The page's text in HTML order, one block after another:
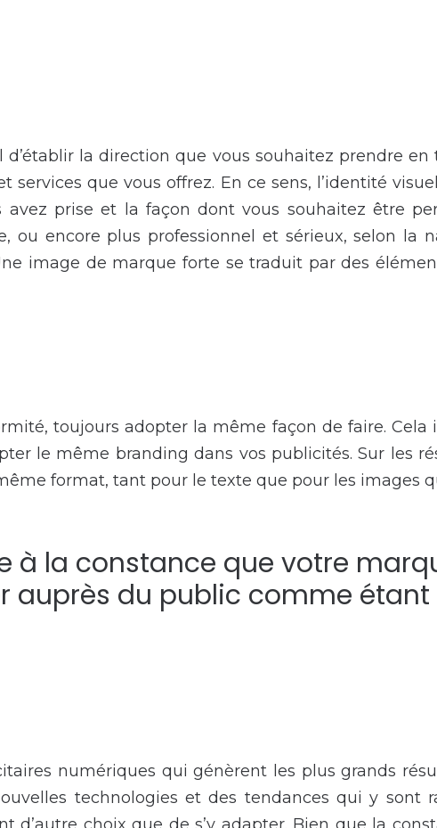
la direction que vous souhaitez prendre en
services que vous offrez. En ce sens, l’identité
prise et la façon dont vous souhaitez être
ou encore plus professionnel et sérieux, selon la
image de marque forte se traduit par des
toujours adopter la même façon de faire.
le même branding dans vos publicités. Sur les
format, tant pour le texte que pour les images
à la constance que votre
auprès du public comme étant
numériques qui génèrent les plus grands
technologies et des tendances qui y